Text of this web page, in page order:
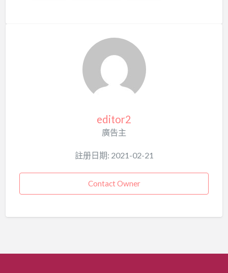
editor2
廣告主
註册日期: 2021-02-21
Contact Owner